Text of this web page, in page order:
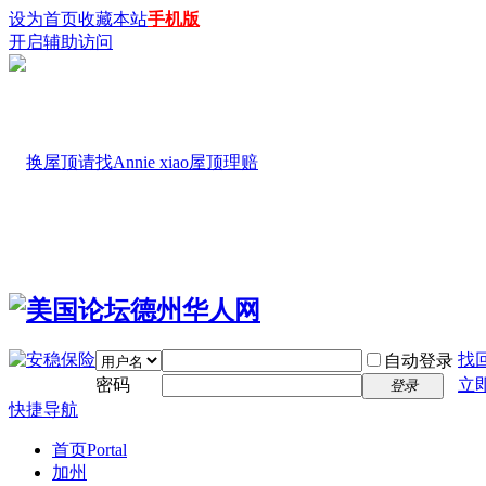
设为首页收藏本站手机版
开启辅助访问
自动登录 找
密码
登录
立
快捷导航
首页Portal
加州